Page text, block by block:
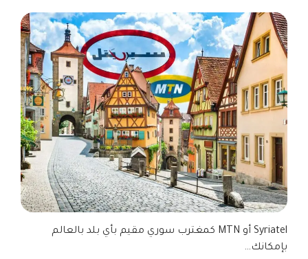
Syriatel أو MTN كمغترب سوري مقيم بأي بلد بالعالم
بإمكانك…